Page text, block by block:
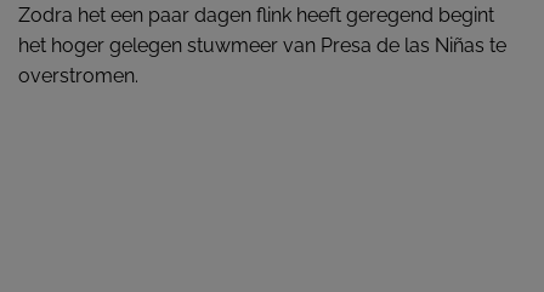
Zodra het een paar dagen flink heeft geregend begint
het hoger gelegen stuwmeer van Presa de las Niñas te
overstromen.